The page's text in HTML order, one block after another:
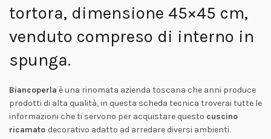
tortora, dimensione 45×45 cm,
venduto compreso di interno in
spunga.
Biancoperla è una rinomata azienda toscana che anni produce
prodotti di alta qualità, in questa scheda tecnica troverai tutte le
informazioni che ti servono per acquistare questo cuscino
ricamato decorativo adatto ad arredare diversi ambienti.